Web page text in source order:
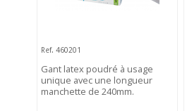
Ref. 460201
Gant latex poudré à usage
unique avec une longueur
manchette de 240mm.